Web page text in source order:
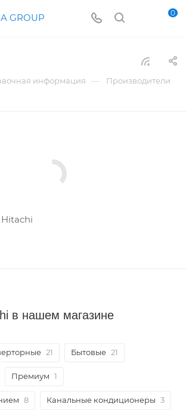
0
информация — Производители
в нашем магазине
21 Бытовые 21
Премиум 1
8 Канальные кондиционеры 3